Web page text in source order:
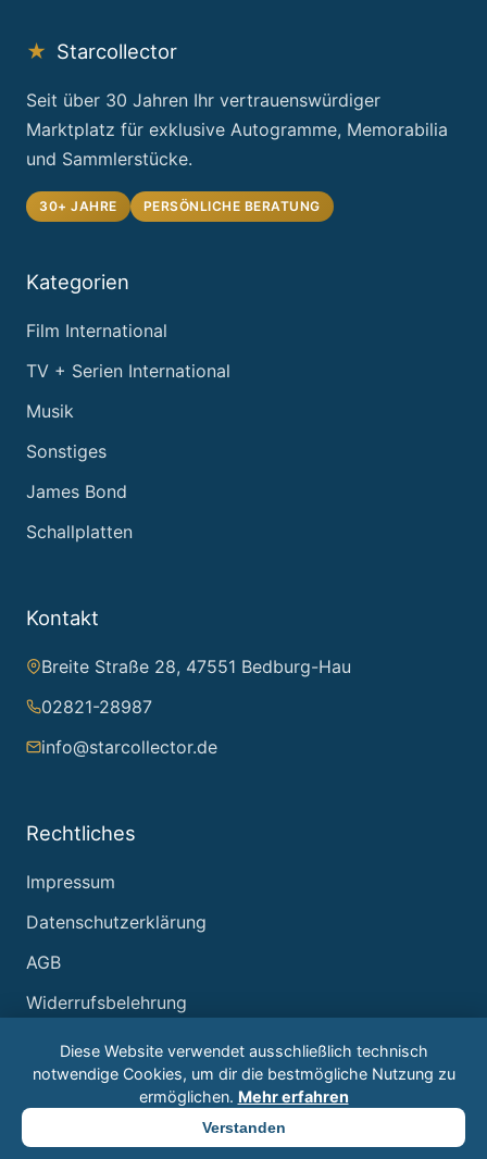
★ Starcollector
Seit über 30 Jahren Ihr vertrauenswürdiger
Marktplatz für exklusive Autogramme, Memorabilia
und Sammlerstücke.
30+ JAHRE PERSÖNLICHE BERATUNG
Kategorien
Film International
TV + Serien International
Musik
Sonstiges
James Bond
Schallplatten
Kontakt
Breite Straße 28, 47551 Bedburg-Hau
02821-28987
info@starcollector.de
Rechtliches
Impressum
Datenschutzerklärung
AGB
Widerrufsbelehrung
© 2026 Starcollector – Jürgen Reintjes. Alle Rechte
vorbehalten.
Diese Website verwendet ausschließlich technisch
notwendige Cookies, um dir die bestmögliche Nutzung zu
ermöglichen. Mehr erfahren
Verstanden